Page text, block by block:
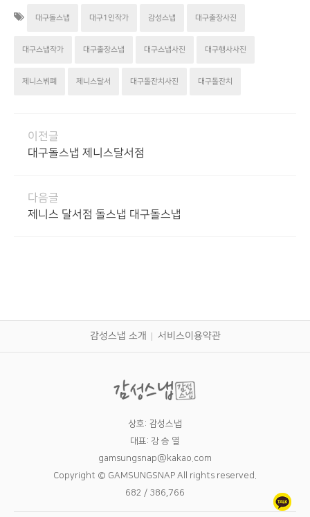
대구돌스냅 대구1인작가 감성스냅 대구출장사진
대구스냅작가 대구출장스냅 대구스냅사진 대구행사사진
제니스뷔폐 제니스달서 대구돌잔치사진 대구돌잔치
이전글
대구돌스냅 제니스달서점
다음글
제니스 달서점 돌스냅 대구돌스냅
감성스냅 소개 서비스이용약관
상호: 감성스냅
대표: 강 승 열
gamsungsnap@kakao.com
Copyright © GAMSUNGSNAP All rights reserved.
682 / 386,766